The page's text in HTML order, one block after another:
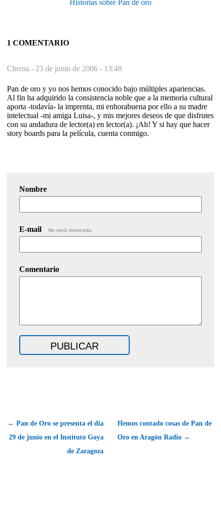
Historias sobre Pan de oro
1 COMENTARIO
Chema - 23 de junio de 2006 - 13:48
Pan de oro y yo nos hemos conocido bajo múltiples apariencias.
Al fin ha adquirido la consistencia noble que a la memoria cultural
aporta -todavía- la imprenta, mi enhorabuena por ello a su madre
intelectual -mi amiga Luisa-, y mis mejores deseos de que disfrutes
con su andadura de lector(a) en lector(a). ¡Ah! Y si hay que hacer
story boards para la película, cuenta conmigo.
Nombre
E-mail No será mostrado.
Comentario
← Pan de Oro se presenta el día
29 de junio en el Instituto Goya
de Zaragoza
Hemos contado cosas de Pan de
Oro en Aragón Radio →